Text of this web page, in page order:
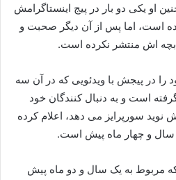
او یکی دو بار در پیج اینستاگرامش
است، اما پس از آن دیگر صحبت و
بچه اش منتشر نکرده است.
را در پیجش با ویدئویی که در آن سه
است و به دنبال کنندگان خود
نوید سورپرایز می دهد، اعلام کرده
سال و چهار ماه پیش است.
مربوط به یک سال و دو ماه پیش